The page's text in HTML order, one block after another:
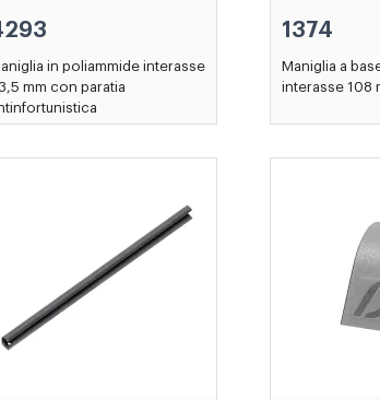
in poliammide interasse
mm con paratia
1374
Maniglia a
interasse 108